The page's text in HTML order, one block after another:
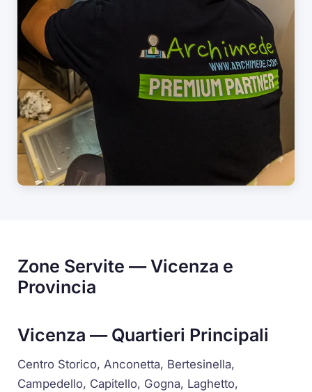
Zone Servite — Vicenza e
Provincia
Vicenza — Quartieri Principali
Centro Storico, Anconetta, Bertesinella,
Campedello, Capitello, Gogna, Laghetto,